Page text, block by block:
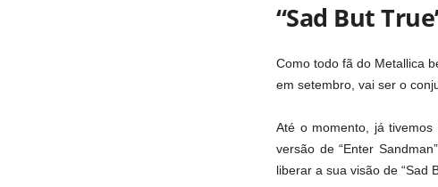
“Sad But
Como todo fã do Metallica
em setembro, vai ser o
Até o momento, já tivemos
versão de “Enter
liberar a sua visão de “Sad